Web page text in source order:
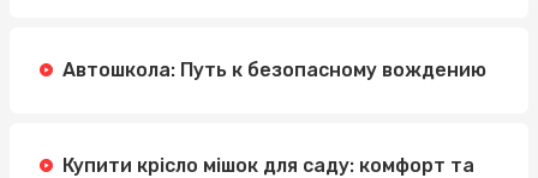
Автошкола: Путь к безопасному вождению
Купити крісло мішок для саду: комфорт та